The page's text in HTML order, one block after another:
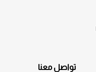
تواصل معنا